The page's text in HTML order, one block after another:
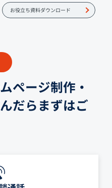
お役立ち資料ダウンロード
ページ制作・
だらまずはご